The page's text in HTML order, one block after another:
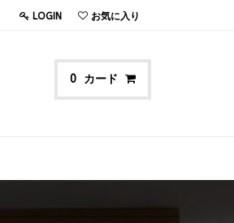
LOGIN お気に入り
0 カード